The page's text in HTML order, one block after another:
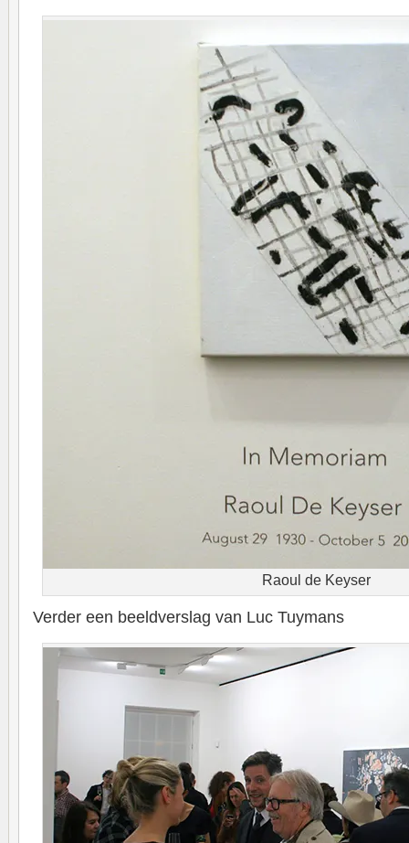
Raoul de Keyser
Verder een beeldverslag van Luc Tuymans